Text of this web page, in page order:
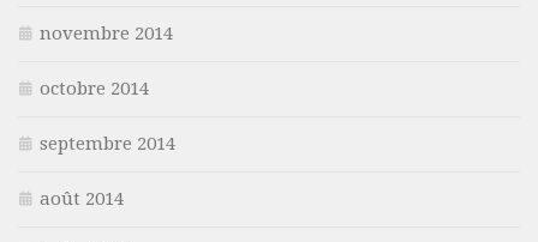
novembre 2014
octobre 2014
septembre 2014
août 2014